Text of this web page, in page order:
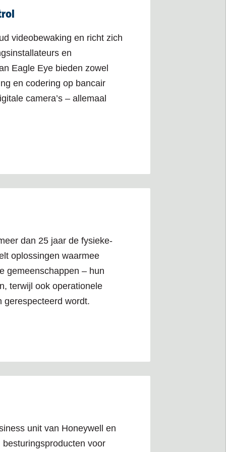
videobewaking en richt zich
en
Eagle Eye bieden zowel
en codering op bancair
camera’s – allemaal
dan 25 jaar de fysieke-
oplossingen waarmee
gemeenschappen – hun
terwijl ook operationele
gerespecteerd wordt.
unit van Honeywell en
voor